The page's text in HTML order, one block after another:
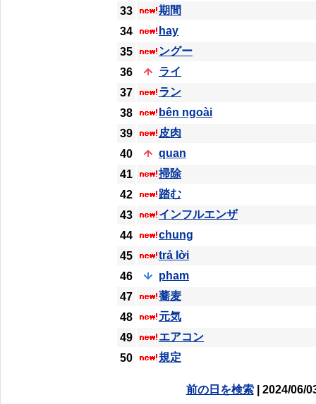
33
期間
34
hay
35
ングー
36
ライ
37
ラン
38
bên ngoài
39
皮肉
40
quan
41
掃除
42
踏む
43
インフルエンザ
44
chung
45
trả lời
46
pham
47
蕎麦
48
元気
49
エアコン
50
規定
前の日を検索| 2024/06/